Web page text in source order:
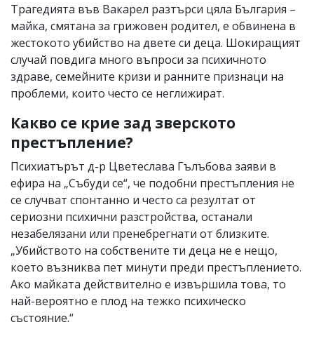
Трагедията във Вакарел разтърси цяла България –
майка, смятана за грижовен родител, е обвинена в
жестокото убийство на двете си деца. Шокиращият
случай повдига много въпроси за психичното
здраве, семейните кризи и ранните признаци на
проблеми, които често се неглижират.
Какво се крие зад зверското
престъпление?
Психиатърът д-р Цветеслава Гълъбова заяви в
ефира на „Събуди се“, че подобни престъпления не
се случват спонтанно и често са резултат от
сериозни психични разстройства, останали
незабелязани или пренебрегнати от близките.
„Убийството на собствените ти деца не е нещо,
което възниква пет минути преди престъплението.
Ако майката действително е извършила това, то
най-вероятно е плод на тежко психическо
състояние.“